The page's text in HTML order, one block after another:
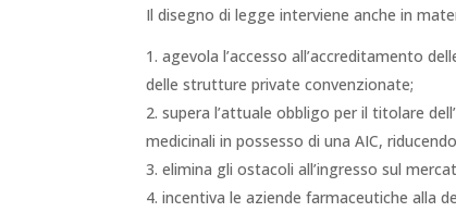
Il disegno di legge interviene anche in
agevola l’accesso all’accreditamento
delle strutture private convenzionate;
supera l’attuale obbligo per il titolare
medicinali in possesso di una AIC,
elimina gli ostacoli all’ingresso sul
incentiva le aziende farmaceutiche alla